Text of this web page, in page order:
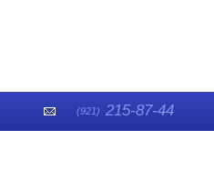
(921) 215-87-44